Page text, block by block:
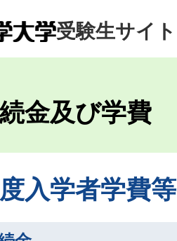
受験生サイト
金及び学費
入学者学費等